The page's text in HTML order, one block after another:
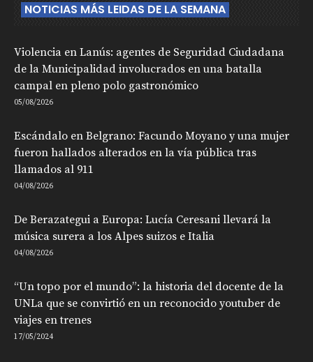
NOTICIAS MÁS LEIDAS DE LA SEMANA
Violencia en Lanús: agentes de Seguridad Ciudadana
de la Municipalidad involucrados en una batalla
campal en pleno polo gastronómico
05/08/2026
Escándalo en Belgrano: Facundo Moyano y una mujer
fueron hallados alterados en la vía pública tras
llamados al 911
04/08/2026
De Berazategui a Europa: Lucía Ceresani llevará la
música surera a los Alpes suizos e Italia
04/08/2026
“Un topo por el mundo”: la historia del docente de la
UNLa que se convirtió en un reconocido youtuber de
viajes en trenes
17/05/2024